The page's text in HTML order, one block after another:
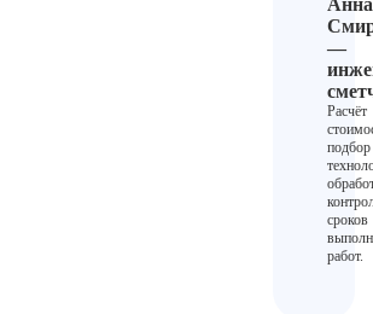
Анна
—
Расчёт
подбор
сроков
работ.